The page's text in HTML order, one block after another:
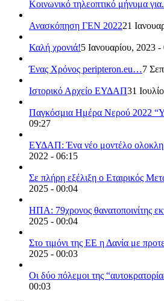
Κοινωνικό τηλεοπτικό μήνυμα
Ανασκόπηση ΓΕΝ 202221
Καλή χρονιά!5 Ιανουαρίου, 2023 -
Ένας Χρόνος peripteron.eu…7
Ιστορικό Αρχείο ΕΥΔΑΠ31
Παγκόσμια Ημέρα Νερού 2022
09:27
ΕΥΔΑΠ: Ένα νέο μοντέλο
2022 - 06:15
Σε πλήρη εξέλιξη ο Εταιρικός
2025 - 00:04
ΗΠΑ: 79χρονος θανατοποινίτης
2025 - 00:04
Στο τιμόνι της ΕΕ η Δανία με
2025 - 00:03
Οι δύο πόλεμοι της
00:03